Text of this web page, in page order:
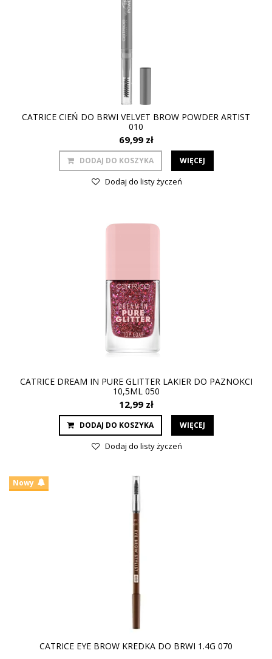
CATRICE CIEŃ DO BRWI VELVET BROW POWDER ARTIST
010
69,99 zł
DODAJ DO KOSZYKA WIĘCEJ
Dodaj do listy życzeń
CATRICE DREAM IN PURE GLITTER LAKIER DO PAZNOKCI
10,5ML 050
12,99 zł
DODAJ DO KOSZYKA WIĘCEJ
Dodaj do listy życzeń
Nowy
CATRICE EYE BROW KREDKA DO BRWI 1.4G 070